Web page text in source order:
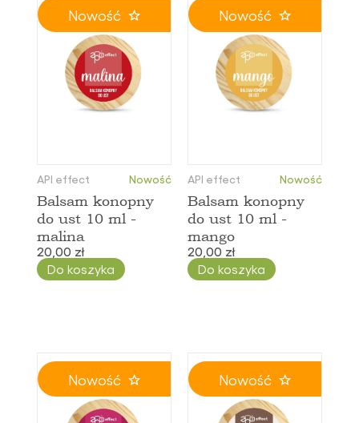
Nowość
API effect Nowość
Balsam konopny
do ust 10 ml -
malina
20,00 zł
Do koszyka
Nowość
API effect Nowość
Balsam konopny
do ust 10 ml -
mango
20,00 zł
Do koszyka
Nowość Nowość